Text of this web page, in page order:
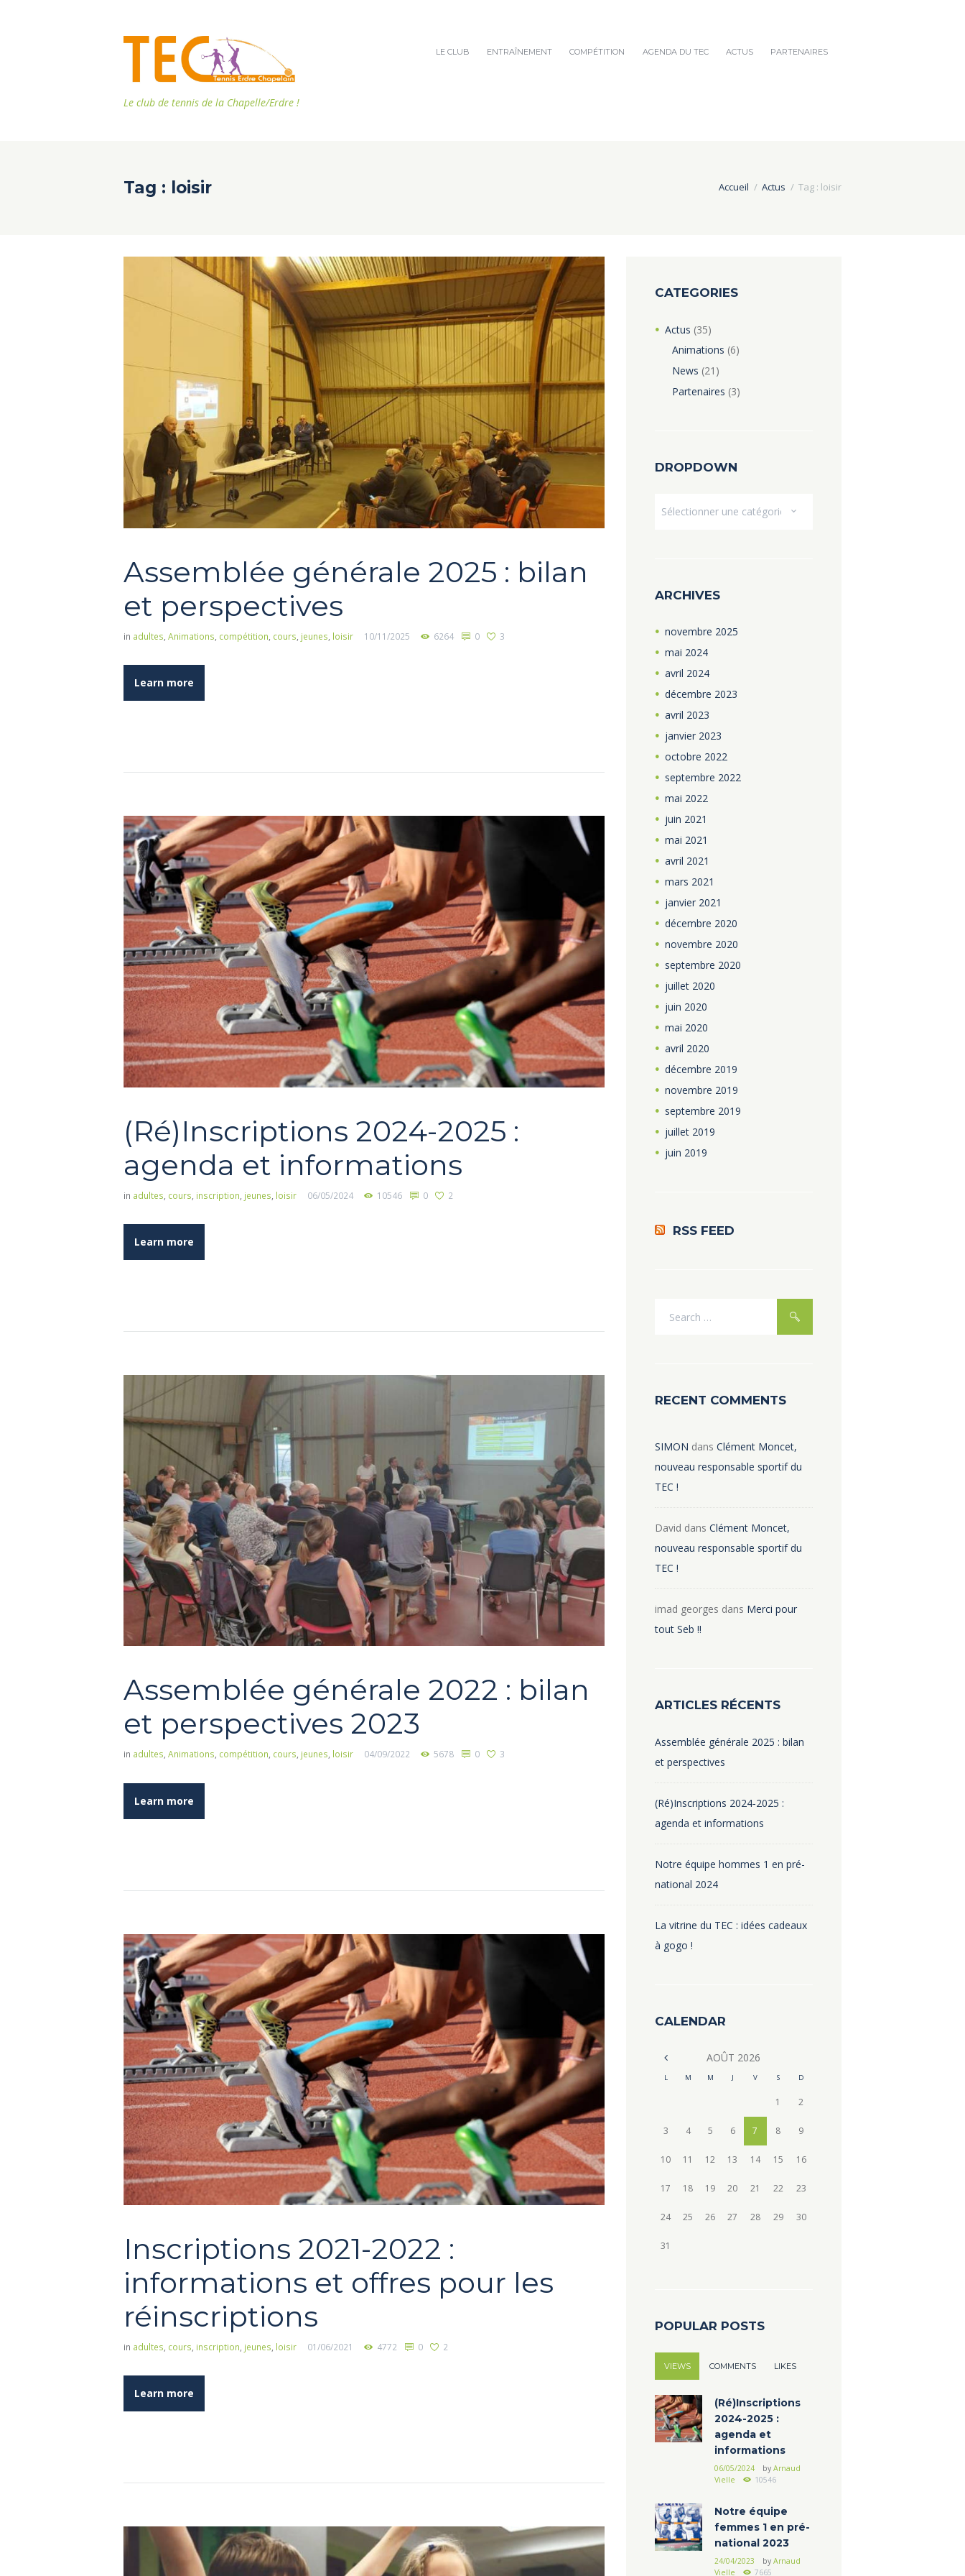
Le club de tennis de la Chapelle/Erdre !
LE CLUB ENTRAÎNEMENT COMPÉTITION AGENDA DU TEC ACTUS PARTENAIRES
Tag : loisir Accueil Actus Tag : loisir
Assemblée générale 2025 : bilan
et perspectives
in adultes, Animations, compétition, cours, jeunes, loisir 10/11/2025 6264 0 3
Learn more
(Ré)Inscriptions 2024-2025 :
agenda et informations
in adultes, cours, inscription, jeunes, loisir 06/05/2024 10546 0 2
Learn more
Assemblée générale 2022 : bilan
et perspectives 2023
in adultes, Animations, compétition, cours, jeunes, loisir 04/09/2022 5678 0 3
Learn more
Inscriptions 2021-2022 :
informations et offres pour les
réinscriptions
in adultes, cours, inscription, jeunes, loisir 01/06/2021 4772 0 2
Learn more
CATEGORIES
Actus (35)
Animations (6)
News (21)
Partenaires (3)
DROPDOWN
ARCHIVES
novembre 2025
mai 2024
avril 2024
décembre 2023
avril 2023
janvier 2023
octobre 2022
septembre 2022
mai 2022
juin 2021
mai 2021
avril 2021
mars 2021
janvier 2021
décembre 2020
novembre 2020
septembre 2020
juillet 2020
juin 2020
mai 2020
avril 2020
décembre 2019
novembre 2019
septembre 2019
juillet 2019
juin 2019
RSS FEED
RECENT COMMENTS
SIMON dans Clément Moncet,
nouveau responsable sportif du
TEC !
David dans Clément Moncet,
nouveau responsable sportif du
TEC !
imad georges dans Merci pour
tout Seb !!
ARTICLES RÉCENTS
Assemblée générale 2025 : bilan
et perspectives
(Ré)Inscriptions 2024-2025 :
agenda et informations
Notre équipe hommes 1 en pré-
national 2024
La vitrine du TEC : idées cadeaux
à gogo !
CALENDAR
AOÛT 2026
L M M J V S D
1 2
3 4 5 6 7 8 9
10 11 12 13 14 15 16
17 18 19 20 21 22 23
24 25 26 27 28 29 30
31
POPULAR POSTS
VIEWS COMMENTS LIKES
(Ré)Inscriptions
2024-2025 :
agenda et
informations
06/05/2024 by Arnaud
Vielle
10546
Notre équipe
femmes 1 en pré-
national 2023
24/04/2023 by Arnaud
Vielle
7665